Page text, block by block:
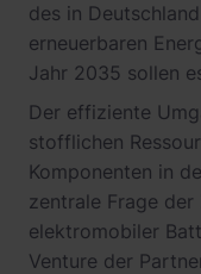
des in
erneuerbaren
Jahr 2035 sollen
Der effiziente
stofflichen
Komponenten in
zentrale Frage
elektromobiler
Venture der